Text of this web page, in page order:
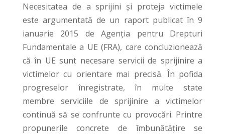
Necesitatea de a sprijini și proteja victimele
este argumentată de un raport publicat în 9
ianuarie 2015 de Agenția pentru Drepturi
Fundamentale a UE (FRA), care concluzionează
că în UE sunt necesare servicii de sprijinire a
victimelor cu orientare mai precisă. În pofida
progreselor înregistrate, în multe state
membre serviciile de sprijinire a victimelor
continuă să se confrunte cu provocări. Printre
propunerile concrete de îmbunătățire se